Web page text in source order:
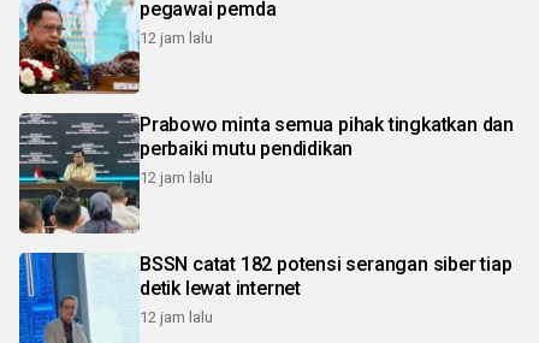
pegawai pemda
12 jam lalu
Prabowo minta semua pihak tingkatkan dan
perbaiki mutu pendidikan
12 jam lalu
BSSN catat 182 potensi serangan siber tiap
detik lewat internet
12 jam lalu